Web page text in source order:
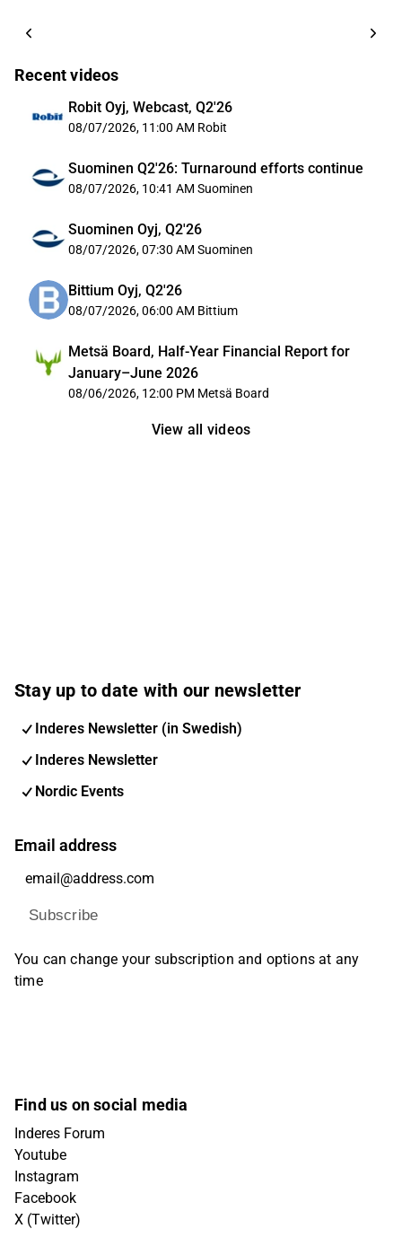
Recent videos
Robit Oyj, Webcast, Q2'26
08/07/2026, 11:00 AM Robit
Suominen Q2'26: Turnaround efforts continue
08/07/2026, 10:41 AM Suominen
Suominen Oyj, Q2'26
08/07/2026, 07:30 AM Suominen
Bittium Oyj, Q2'26
08/07/2026, 06:00 AM Bittium
Metsä Board, Half-Year Financial Report for
January–June 2026
08/06/2026, 12:00 PM Metsä Board
View all videos
Stay up to date with our newsletter
Inderes Newsletter (in Swedish)
Inderes Newsletter
Nordic Events
Email address
Subscribe
You can change your subscription and options at any
time
Find us on social media
Inderes Forum
Youtube
Instagram
Facebook
X (Twitter)